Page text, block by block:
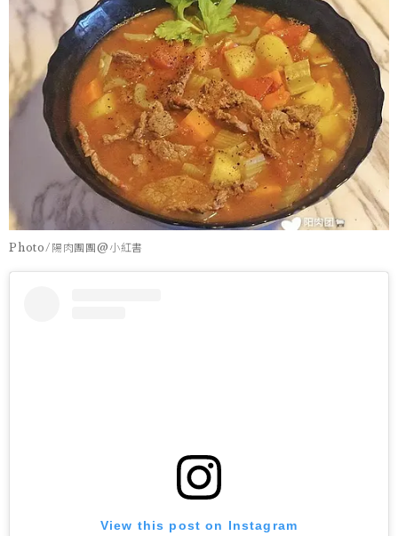
Photo/陽肉團團@小紅書
View this post on Instagram